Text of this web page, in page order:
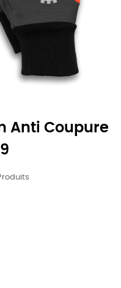
Anti Coupure